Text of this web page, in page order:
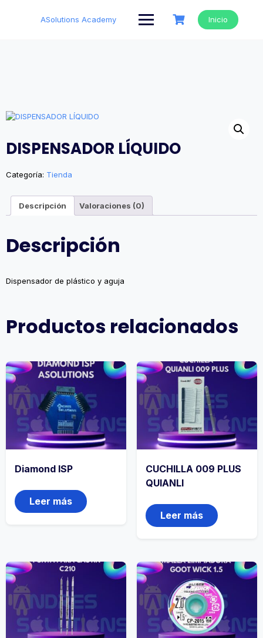
ASolutions Academy Inicio
DISPENSADOR LÍQUIDO
Categoría: Tienda
Descripción Valoraciones (0)
Descripción
Dispensador de plástico y aguja
Productos relacionados
Diamond ISP
Leer más
CUCHILLA 009 PLUS
QUIANLI
Leer más